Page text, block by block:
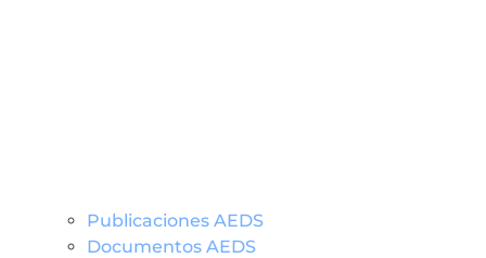
Publicaciones AEDS
Documentos AEDS